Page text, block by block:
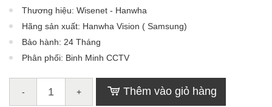
Thương hiệu: Wisenet - Hanwha
Hãng sản xuất: Hanwha Vision ( Samsung)
Bảo hành: 24 Tháng
Phân phối: Binh Minh CCTV
- + Thêm vào giỏ hàng